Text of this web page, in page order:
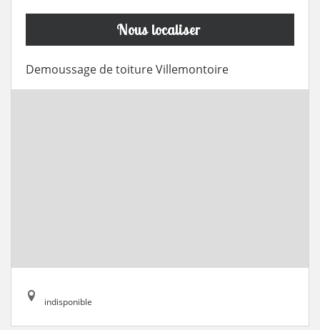
Nous localiser
Demoussage de toiture Villemontoire
indisponible